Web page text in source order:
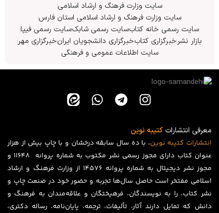
سایت وزارت فرهنگ و ارشاد اسلامی
سایت وزارت فرهنگ و ارشاد اسلامی استان فارس
سایت رسمی خانه کتابسایت رسمی شابکسایت رسمی فیپا
بازار نشرخبرگزاری کتابخبرگزاری دانشجویان ایرانخبرگزاری مهر
سایت اطلاعات عمومی و فرهنگی
معرفی انتشاراتکتیبه نوین
انتشارات کتیبه نوین، با ده سال سابقه درخشان و با چاپ بیش از هزار
عنوان کتاب دارای مجوز رسمی نشر مکتوب به شماره پروانه ۱۱۶۴۸ و
مجوز نشر دیجیتال به شماره پروانه 14576 از وزارت فرهنگ و ارشاد
اسلامی مفتخر است حاصل سال‌ها تجربه و حضور خود در صنعت چاپ و
نشر کتاب، را به نویسندگان، فرهیختگان و علاقه‌مندان به فرهنگ و
دانش که تمایل دارند آثار، تألیفات، ترجمه، پایان‌نامه، رساله دکتری،